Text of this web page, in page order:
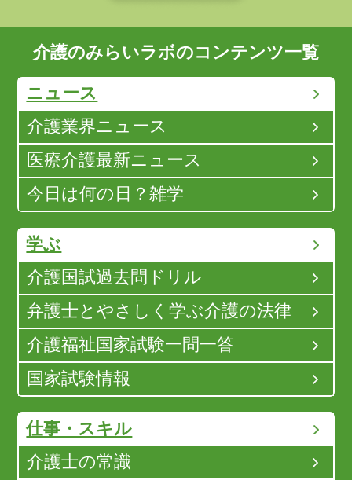
介護のみらいラボのコンテンツ一覧
ニュース
介護業界ニュース
医療介護最新ニュース
今日は何の日？雑学
学ぶ
介護国試過去問ドリル
弁護士とやさしく学ぶ介護の法律
介護福祉国家試験一問一答
国家試験情報
仕事・スキル
介護士の常識